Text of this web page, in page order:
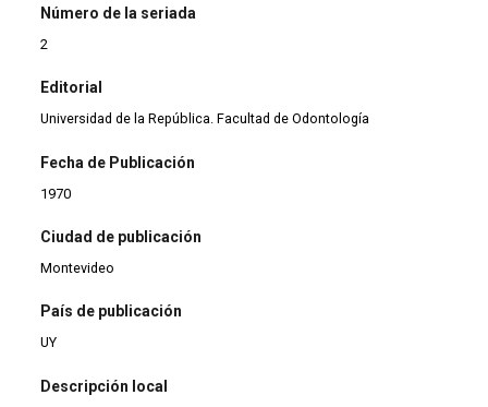
Número de la seriada
2
Editorial
Universidad de la República. Facultad de Odontología
Fecha de Publicación
1970
Ciudad de publicación
Montevideo
País de publicación
UY
Descripción local